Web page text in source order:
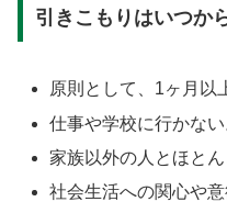
引きこもりはいつか
原則として、1ヶ月以
仕事や学校に行かない
家族以外の人とほと
社会生活への関心や